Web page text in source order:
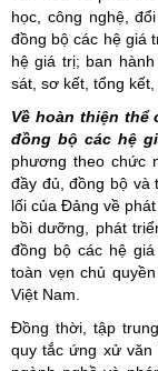
học, công nghệ,
đồng bộ các hệ giá
hệ giá trị; ban
sát, sơ kết, tổng
Về hoàn thiện thể
đồng bộ các hệ
phương theo chức
đầy đủ, đồng bộ và
lối của Đảng về
bồi dưỡng, phát
đồng bộ các hệ
toàn vẹn chủ
Việt Nam.
Đồng thời, tập
quy tắc ứng xử văn